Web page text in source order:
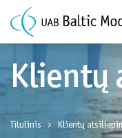
Klientų
Titulinis Klientų